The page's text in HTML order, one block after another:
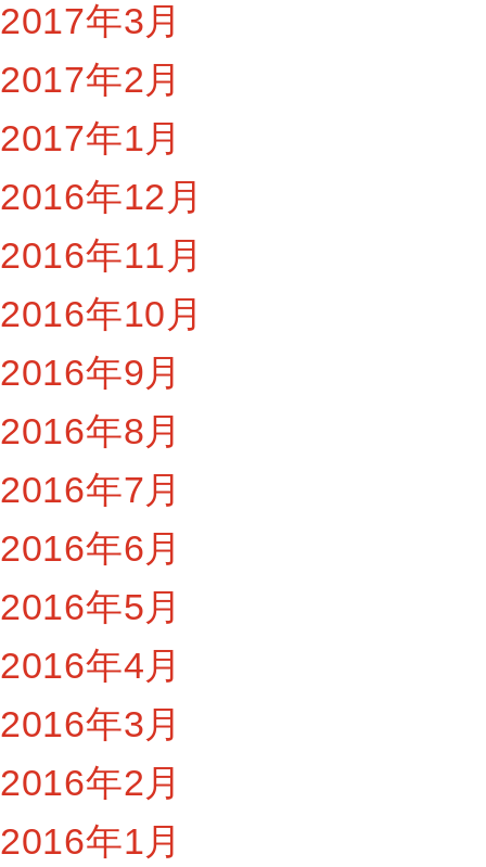
2017年3月
2017年2月
2017年1月
2016年12月
2016年11月
2016年10月
2016年9月
2016年8月
2016年7月
2016年6月
2016年5月
2016年4月
2016年3月
2016年2月
2016年1月